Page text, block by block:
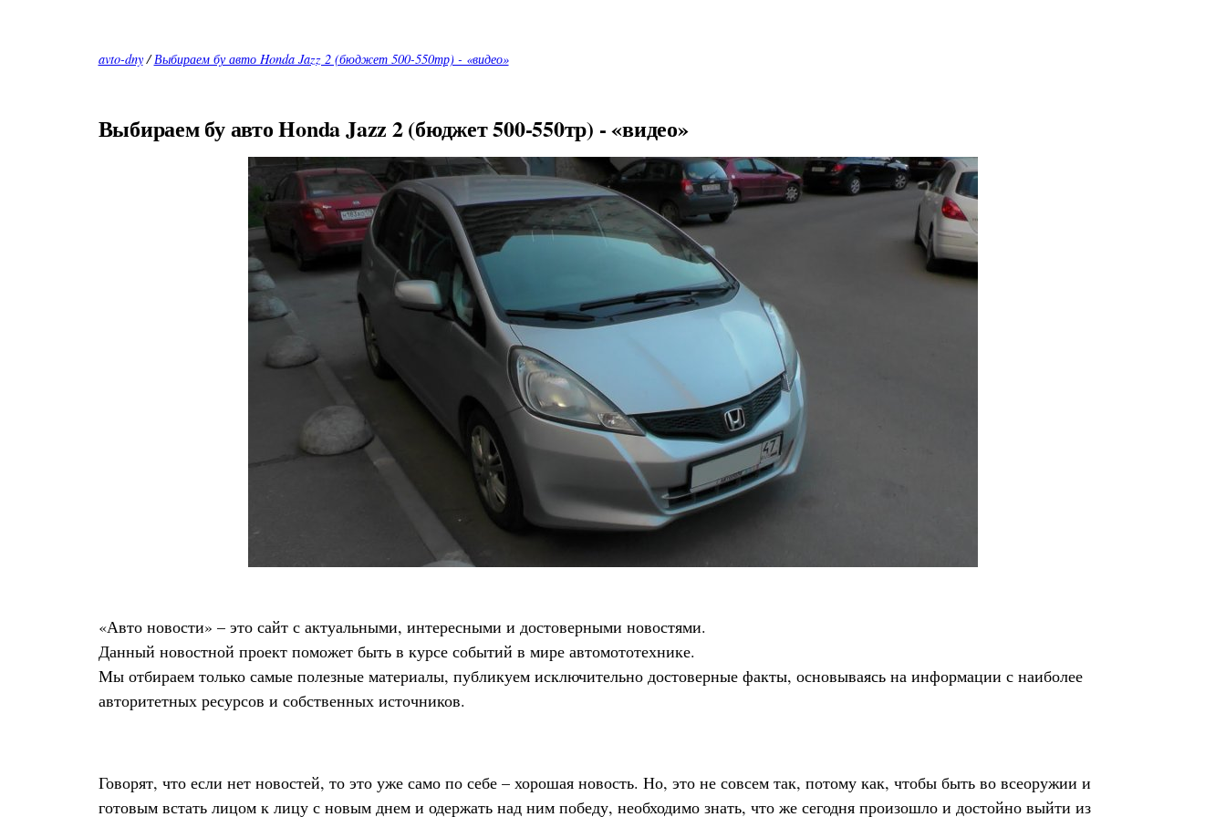
avto-dny/Выбираем бу авто Honda Jazz 2 (бюджет 500-550тр) - «видео»
Выбираем бу авто Honda Jazz 2 (бюджет 500-550тр) - «видео»
«Авто новости» – это сайт с актуальными, интересными и достоверными новостями.
Данный новостной проект поможет быть в курсе событий в мире автомототехнике.
Мы отбираем только самые полезные материалы, публикуем исключительно достоверные факты, основываясь на информации с наиболее
авторитетных ресурсов и собственных источников.
Говорят, что если нет новостей, то это уже само по себе – хорошая новость. Но, это не совсем так, потому как, чтобы быть во всеоружии и
готовым встать лицом к лицу с новым днем и одержать над ним победу, необходимо знать, что же сегодня произошло и достойно выйти из